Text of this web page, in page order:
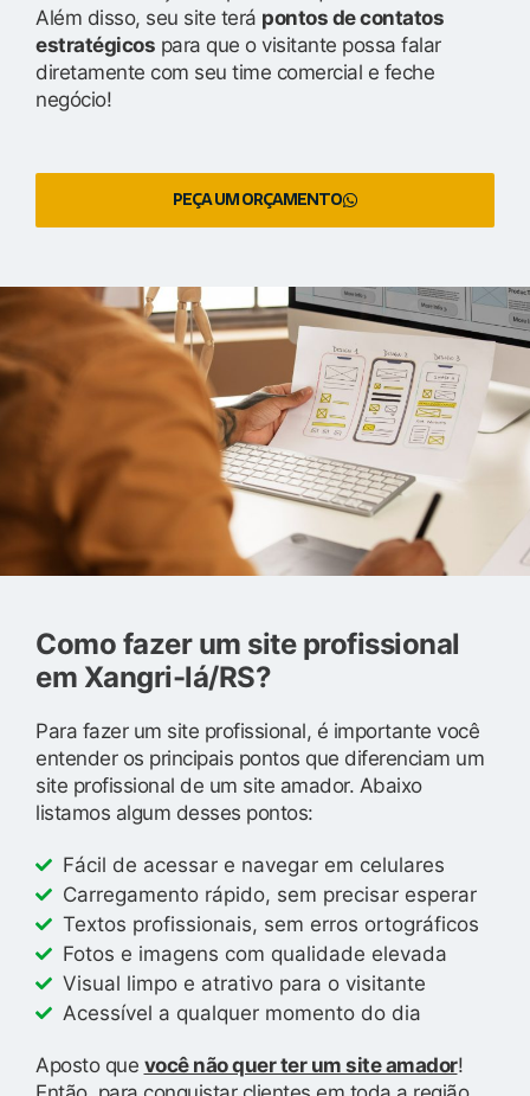
Além disso, seu site terá pontos de contatos
estratégicos para que o visitante possa falar
diretamente com seu time comercial e feche
negócio!
PEÇA UM ORÇAMENTO
Como fazer um site profissional
em Xangri-lá/RS?
Para fazer um site profissional, é importante você
entender os principais pontos que diferenciam um
site profissional de um site amador. Abaixo
listamos algum desses pontos:
Fácil de acessar e navegar em celulares
Carregamento rápido, sem precisar esperar
Textos profissionais, sem erros ortográficos
Fotos e imagens com qualidade elevada
Visual limpo e atrativo para o visitante
Acessível a qualquer momento do dia
Aposto que você não quer ter um site amador!